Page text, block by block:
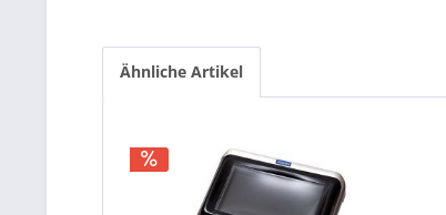
Ähnliche Artikel